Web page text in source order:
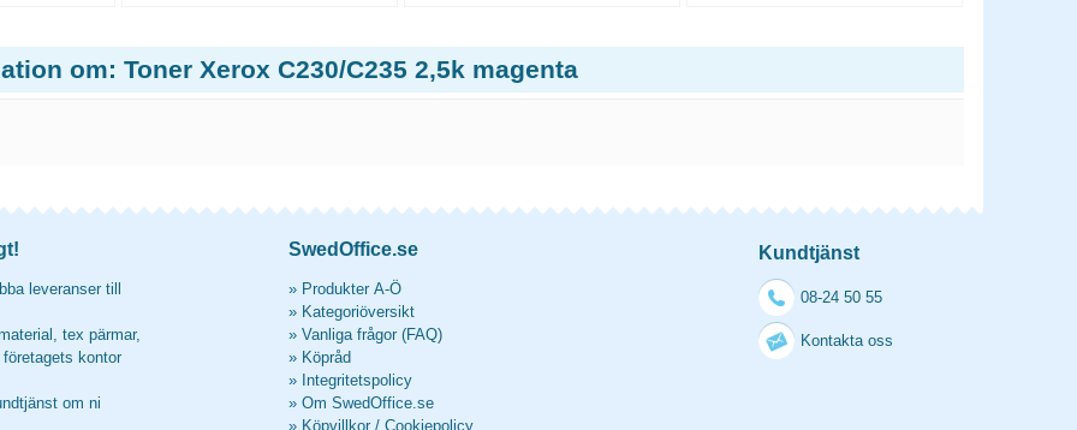
om: Toner Xerox C230/C235 2,5k magenta
leveranser till
tex pärmar,
kontor
om ni
SwedOffice.se
» Produkter A-Ö
» Kategoriöversikt
» Vanliga frågor (FAQ)
» Köpråd
» Integritetspolicy
» Om SwedOffice.se
» Köpvillkor / Cookiepolicy
Kundtjänst
08-24 50 55
Kontakta oss